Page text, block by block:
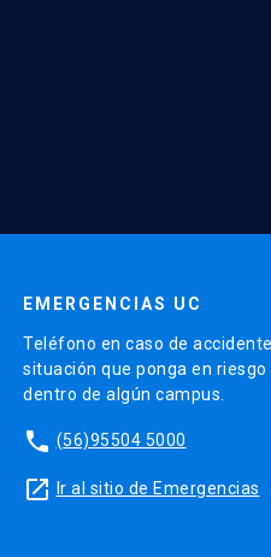
EMERGENCIAS UC
Teléfono en caso de
situación que ponga en riesgo
dentro de algún campus.
phone (56)95504 5000
launch Ir al sitio de Emergencias